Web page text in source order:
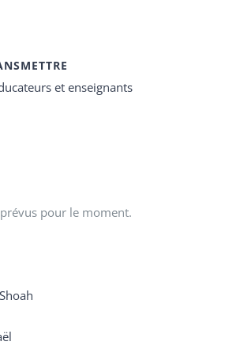
et enseignants
pour le moment.